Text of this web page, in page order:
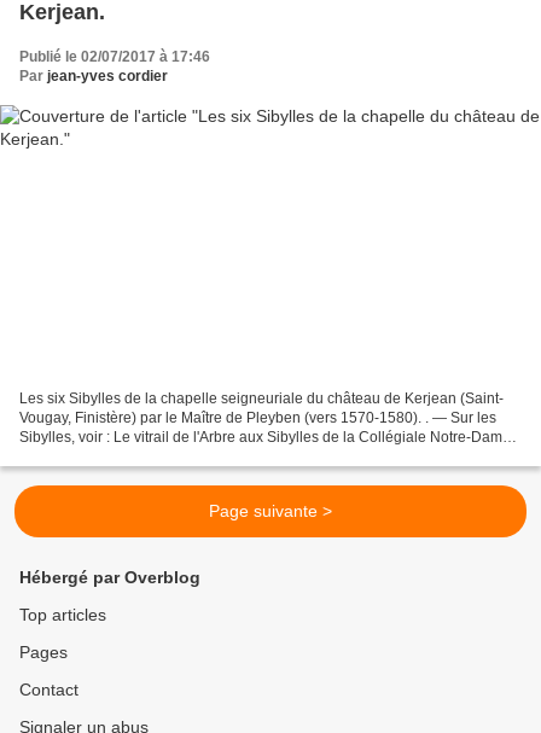
Kerjean.
Publié le 02/07/2017 à 17:46
Par jean-yves cordier
Les six Sibylles de la chapelle seigneuriale du château de Kerjean (Saint-
Vougay, Finistère) par le Maître de Pleyben (vers 1570-1580). . — Sur les
Sibylles, voir : Le vitrail de l'Arbre aux Sibylles de la Collégiale Notre-Dame-
Page suivante >
Hébergé par Overblog
Top articles
Pages
Contact
Signaler un abus